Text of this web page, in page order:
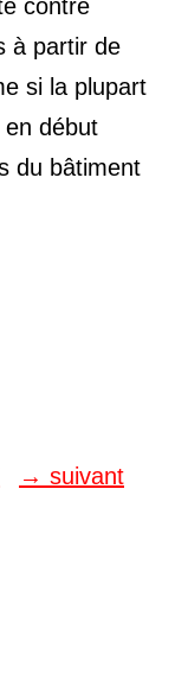
contre
à partir de
si la plupart
début
du bâtiment
→ suivant